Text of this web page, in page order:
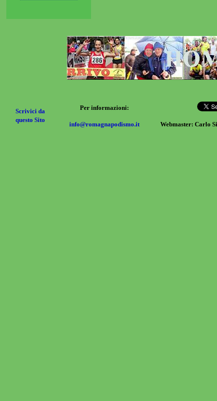
Scrivici da
questo Sito
Per informazioni:
info@romagnapodismo.it Webmaster: Carlo